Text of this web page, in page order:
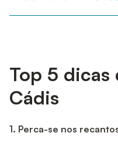
Top 5 dicas
Cádis
1. Perca-se nos